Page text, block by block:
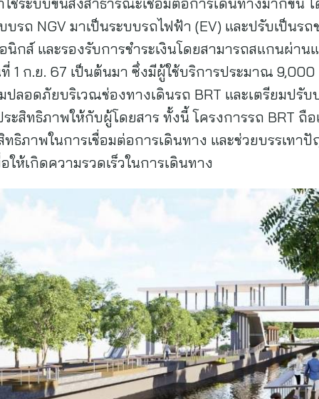
บรถ NGV มาเป็นระบบรถไฟฟ้า (EV) และปรับเป็น
นิกส์ และรองรับการชำระเงินโดยสามารถสแกนผ่าน
ที่ 1 ก.ย. 67 เป็นต้นมา ซึ่งมีผู้ใช้บริการประมาณ
ลอดภัยบริเวณช่องทางเดินรถ BRT และเตรียมปรับ
ะสิทธิภาพให้กับผู้โดยสาร ทั้งนี้ โครงการรถ BRT ถื
ธิภาพในการเชื่อมต่อการเดินทาง และช่วยบรรเทา
ให้เกิดความรวดเร็วในการเดินทาง